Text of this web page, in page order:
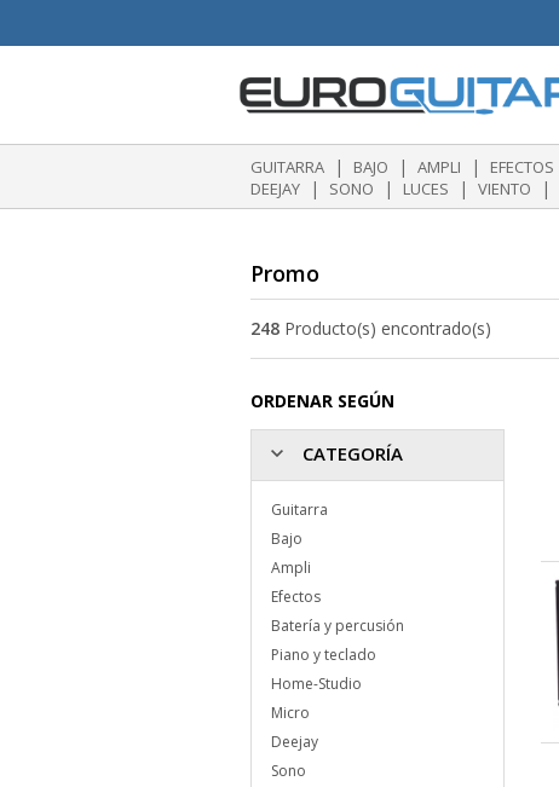
GUITARRA | BAJO | AMPLI | EFECTOS
DEEJAY | SONO | LUCES | VIENTO |
Promo
248 Producto(s) encontrado(s)
ORDENAR SEGÚN
CATEGORÍA
Guitarra
Bajo
Ampli
Efectos
Batería y percusión
Piano y teclado
Home-Studio
Micro
Deejay
Sono